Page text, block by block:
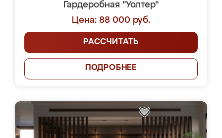
Гардеробная "Уолтер"
Цена: 88 000 руб.
РАССЧИТАТЬ
ПОДРОБНЕЕ